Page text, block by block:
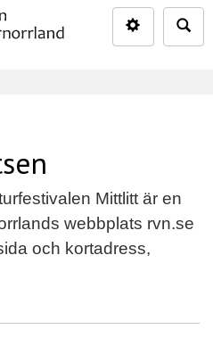
Mittlitt är en
webbplats rvn.se
och kortadress,